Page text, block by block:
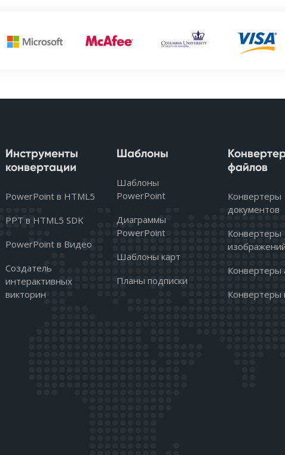
Инструменты
конвертации
PowerPoint в HTML5
PPT в HTML5 SDK
PowerPoint в Видео
Создатель
интерактивных
викторин
Шаблоны
Шаблоны
PowerPoint
Диаграммы
PowerPoint
Шаблоны карт
Планы подписки
файлов
Конвертеры
документов
Конвертеры
Конвертеры
Конвертеры